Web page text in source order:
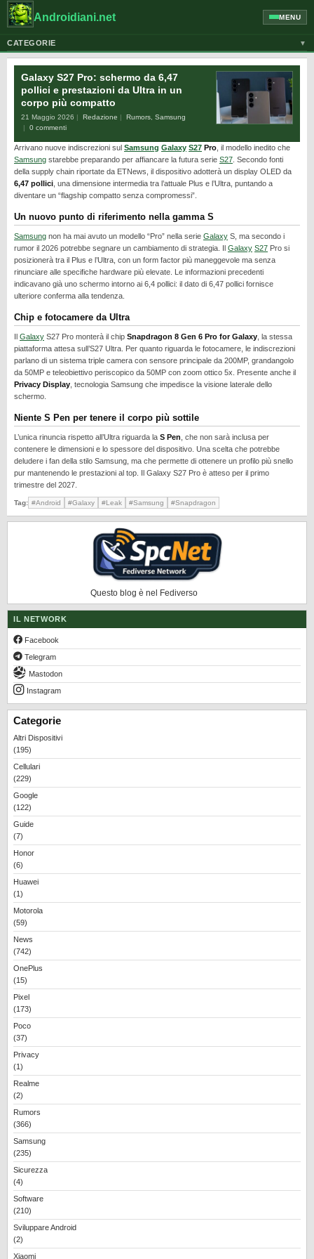
Androidiani.net MENU
CATEGORIE ▼
CELLULARI
GOOGLE
GUIDE
HONOR
HUAWEI
MOTOROLA
NEWS
ONEPLUS
PIXEL
POCO
PRIVACY
REALME
RUMORS
SAMSUNG
SICUREZZA
XIAOMI
Galaxy S27 Pro: schermo da 6,47
pollici e prestazioni da Ultra in un
corpo più compatto
21 Maggio 2026 Redazione Rumors Samsung
0 commenti
Arrivano nuove indiscrezioni sul Samsung Galaxy S27 Pro , il modello inedito che
Samsung starebbe preparando per affiancare la futura serie S27 . Secondo fonti
della supply chain riportate da ETNews, il dispositivo adotterà un display OLED da
6,47 pollici , una dimensione intermedia tra l’attuale Plus e l’Ultra, puntando a
diventare un “flagship compatto senza compromessi”.
Un nuovo punto di riferimento nella gamma S
Samsung non ha mai avuto un modello “Pro” nella serie Galaxy S, ma secondo i
rumor il 2026 potrebbe segnare un cambiamento di strategia. Il Galaxy S27 Pro si
posizionerà tra il Plus e l’Ultra, con un form factor più maneggevole ma senza
rinunciare alle specifiche hardware più elevate. Le informazioni precedenti
indicavano già uno schermo intorno ai 6,4 pollici: il dato di 6,47 pollici fornisce
ulteriore conferma alla tendenza.
Chip e fotocamere da Ultra
Il Galaxy S27 Pro monterà il chip Snapdragon 8 Gen 6 Pro for Galaxy , la stessa
piattaforma attesa sull’S27 Ultra. Per quanto riguarda le fotocamere, le indiscrezioni
parlano di un sistema triple camera con sensore principale da 200MP, grandangolo
da 50MP e teleobiettivo periscopico da 50MP con zoom ottico 5x. Presente anche il
Privacy Display , tecnologia Samsung che impedisce la visione laterale dello
schermo.
Niente S Pen per tenere il corpo più sottile
L’unica rinuncia rispetto all’Ultra riguarda la S Pen , che non sarà inclusa per
contenere le dimensioni e lo spessore del dispositivo. Una scelta che potrebbe
deludere i fan della stilo Samsung, ma che permette di ottenere un profilo più snello
pur mantenendo le prestazioni al top. Il Galaxy S27 Pro è atteso per il primo
trimestre del 2027.
Tag: #Android #Galaxy #Leak #Samsung #Snapdragon
Questo blog è nel Fediverso
IL NETWORK
Facebook
Telegram
Mastodon
Instagram
Categorie
Altri Dispositivi
(195)
Cellulari
(229)
Google
(122)
Guide
(7)
Honor
(6)
Huawei
(1)
Motorola
(59)
News
(742)
OnePlus
(15)
Pixel
(173)
Poco
(37)
Privacy
(1)
Realme
(2)
Rumors
(366)
Samsung
(235)
Sicurezza
(4)
Software
(210)
Sviluppare Android
(2)
Xiaomi